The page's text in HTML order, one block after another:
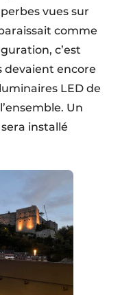
vues sur
comme
c’est
devaient encore
LED de
Un
installé